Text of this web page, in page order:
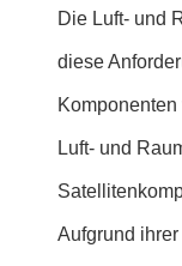
Die Luft- und
diese
Luft- und
Aufgrund